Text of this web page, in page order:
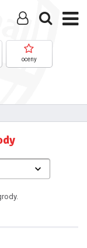
oceny